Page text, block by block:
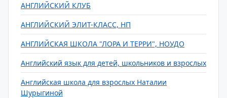
АНГЛИЙСКИЙ КЛУБ
АНГЛИЙСКИЙ ЭЛИТ-КЛАСС, НП
АНГЛИЙСКАЯ ШКОЛА "ЛОРА И ТЕРРИ", НОУДО
Английский язык для детей, школьников и взрослых
Английская школа для взрослых Наталии
Шурыгиной